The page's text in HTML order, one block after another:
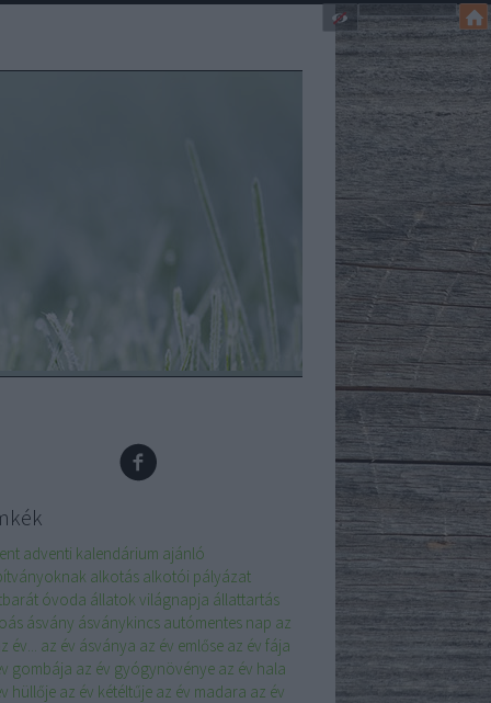
adventi kalendárium ajánló
alkotás alkotói pályázat
óvoda állatok világnapja állattartás
ásvány ásványkincs autómentes nap az
év... az év ásványa az év emlőse az év fája
gombája az év gyógynövénye az év hala
hüllője az év kétéltűje az év madara az év